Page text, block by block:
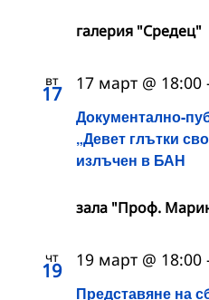
галерия "Средец"
вт
17
Документално-
„Девет глътки
излъчен в БАН
17 март @ 18:00
зала "Проф.
чт
19
Представяне на
19 март @ 18:00